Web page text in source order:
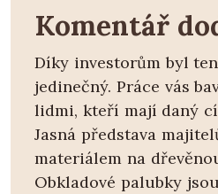
Komentář
Díky investorům byl
jedinečný. Práce vás
lidmi, kteří mají daný
Jasná představa
materiálem na
Obkladové palubky